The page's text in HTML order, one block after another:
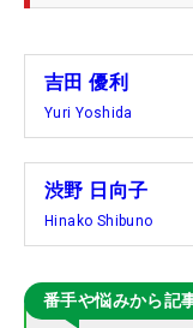
吉田 優利
Yuri Yoshida
渋野 日向子
Hinako Shibuno
番手や悩みから記